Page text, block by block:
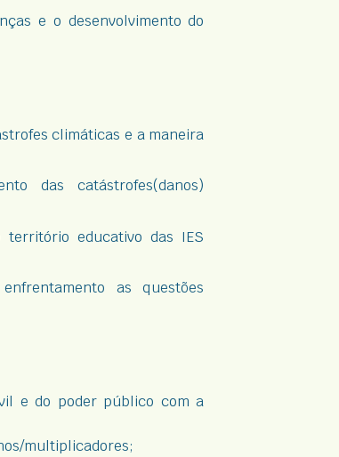
e o desenvolvimento do
climáticas e a maneira
das catástrofes(danos)
educativo das IES
as questões
e do poder público com a
multiplicadores;